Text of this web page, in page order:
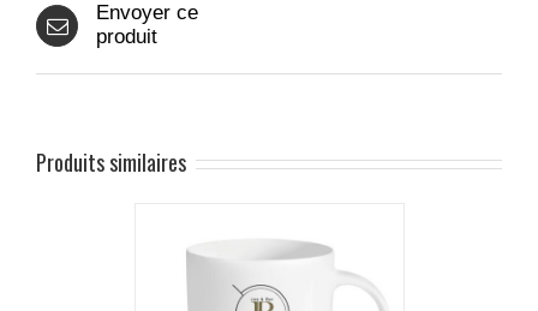
Envoyer ce
produit
Produits similaires